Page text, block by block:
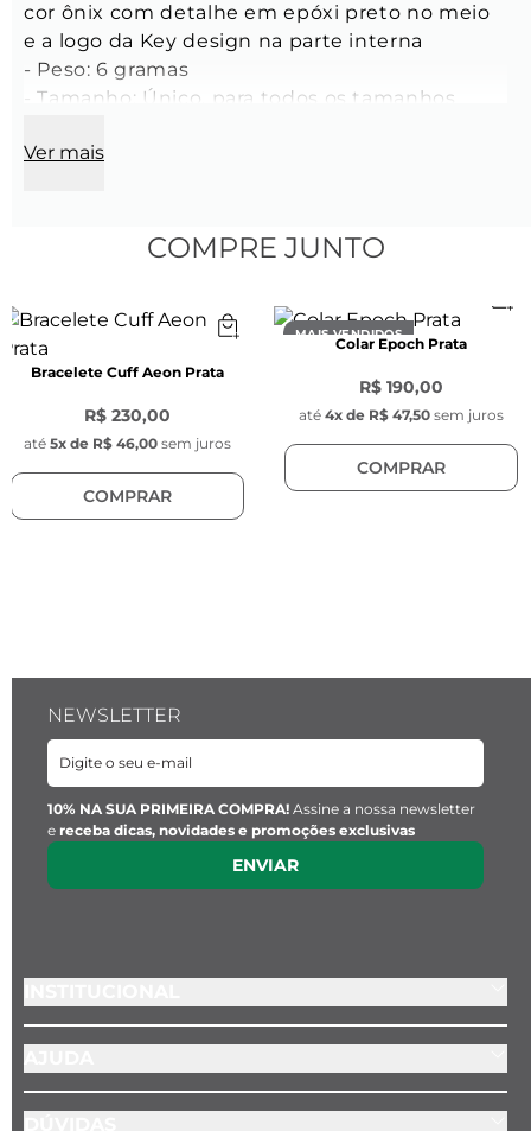
cor ônix com detalhe em epóxi preto no meio
e a logo da Key design na parte interna
- Peso: 6 gramas
- Tamanho: Único, para todos os tamanhos
CARACTERÍSTICAS
- Diâmetro interno: 62 mm
- Cor: Ônix com detalhe preto no meio
- Material: Aço inoxidável
- Modelo: Slim
Ver mais
COMPRE JUNTO
Bracelete Cuff Aeon Prata
R$ 230,00
até 5x de R$ 46,00 sem juros
COMPRAR
MAIS VENDIDOS
Colar Epoch Prata
R$ 190,00
até 4x de R$ 47,50 sem juros
COMPRAR
NEWSLETTER
10% NA SUA PRIMEIRA COMPRA! Assine a nossa newsletter
e receba dicas, novidades e promoções exclusivas
ENVIAR